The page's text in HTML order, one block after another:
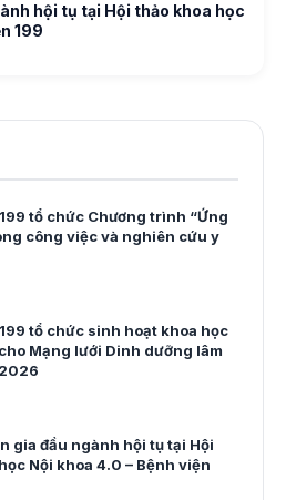
hội tụ tại Hội thảo khoa học
199
tổ chức Chương trình “Ứng
công việc và nghiên cứu y
tổ chức sinh hoạt khoa học
Mạng lưới Dinh dưỡng lâm
gia đầu ngành hội tụ tại Hội
Nội khoa 4.0 – Bệnh viện